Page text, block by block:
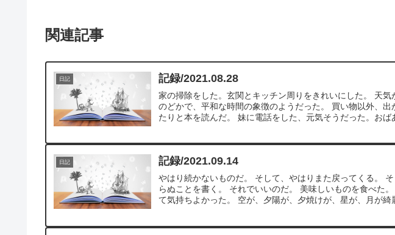
関連記事
日記 記録/2021.08.28
家の掃除をした。玄関とキッチン周りをきれいにした。 天
のどかで、平和な時間の象徴のようだった。 買い物以外、
たりと本を読んだ。 妹に電話をした、元気そうだった。おば
日記 記録/2021.09.14
やはり続かないものだ。 そして、やはりまた戻ってくる。
らぬことを書く。 それでいいのだ。 美味しいものを食べた
て気持ちよかった。 空が、夕陽が、夕焼けが、星が、月が綺